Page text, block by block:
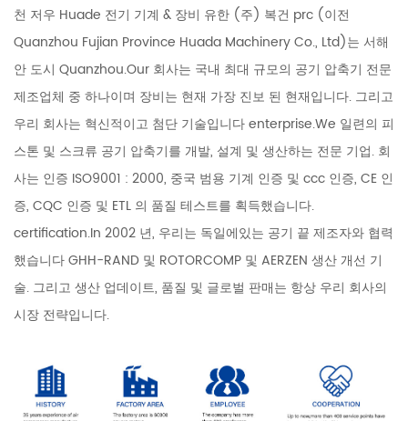
천 저우 Huade 전기 기계 & 장비 유한 (주) 복건 prc (이전
Quanzhou Fujian Province Huada Machinery Co., Ltd)는 서해
안 도시 Quanzhou.Our 회사는 국내 최대 규모의 공기 압축기 전문
제조업체 중 하나이며 장비는 현재 가장 진보 된 현재입니다. 그리고
우리 회사는 혁신적이고 첨단 기술입니다 enterprise.We 일련의 피
스톤 및 스크류 공기 압축기를 개발, 설계 및 생산하는 전문 기업. 회
사는 인증 ISO9001 : 2000, 중국 범용 기계 인증 및 ccc 인증, CE 인
증, CQC 인증 및 ETL 의 품질 테스트를 획득했습니다.
certification.In 2002 년, 우리는 독일에있는 공기 끝 제조자와 협력
했습니다 GHH-RAND 및 ROTORCOMP 및 AERZEN 생산 개선 기
술. 그리고 생산 업데이트, 품질 및 글로벌 판매는 항상 우리 회사의
시장 전략입니다.